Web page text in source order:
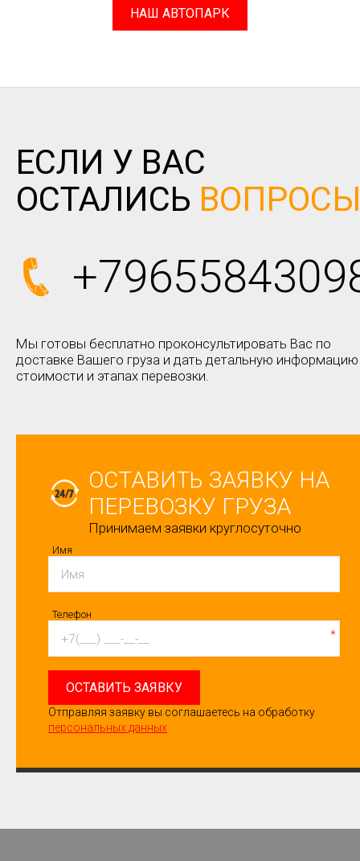
НАШ АВТОПАРК
ЕСЛИ У ВАС
ОСТАЛИСЬ
Мы готовы бесплатно проконсультировать Вас по
доставке Вашего груза и дать детальную
стоимости и этапах перевозки.
ОСТАВИТЬ ЗАЯВКУ НА
ПЕРЕВОЗКУ ГРУЗА
Принимаем заявки круглосуточно
Имя
Телефон
*
ОСТАВИТЬ ЗАЯВКУ
Отправляя заявку вы соглашаетесь на обработку
персональных данных